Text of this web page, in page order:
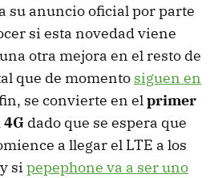
su anuncio oficial por parte
si esta novedad viene
otra mejora en el resto de
que de momento siguen en
se convierte en elprimer
4G dado que se espera que
a llegar el LTE a los
si pepephone va a ser uno